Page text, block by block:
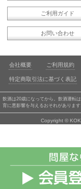
ご利用ガイド
お問い合わせ
会社概要 ご利用規約
特定商取引法に基づく表記
飲酒は20歳になってから。飲酒運転
育に悪影響を与えるおそれがあります
Copyright ©